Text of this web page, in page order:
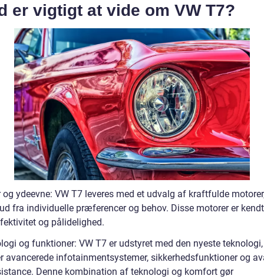
er vigtigt at vide om VW T7?
ydeevne: VW T7 leveres med et udvalg af kraftfulde
fra individuelle præferencer og behov. Disse motorer er
og pålidelighed.
og funktioner: VW T7 er udstyret med den nyeste teknologi,
avancerede infotainmentsystemer, sikkerhedsfunktioner og
Denne kombination af teknologi og komfort gør